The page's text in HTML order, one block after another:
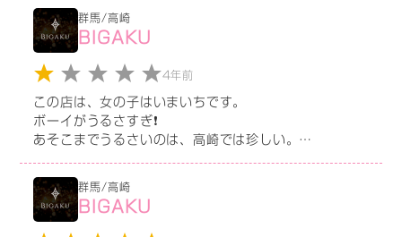
の作り笑いだな、という印象。しかも体入の私に対して
キレた。店内が騒がしくて、聞き取りづらかっただけ
で。忙しくて自分が余裕ないからといってスタッフにあ
たるような黒服は最低。しかもいい年したベテランだ
ろ？って立場の人が。こんな店で働くのは嫌。
高崎の体入情報他にもあり。店探してる子は参考にして
ください！
群馬/高崎
BIGAKU
4年前
この店は、女の子はいまいちです。
ボーイがうるさすぎ❗
あそこまでうるさいのは、高崎では珍しい。
高崎には、もっともっと優良店たくさんありますので金
額だけでは入らない用注意しょう。
群馬/高崎
BIGAKU